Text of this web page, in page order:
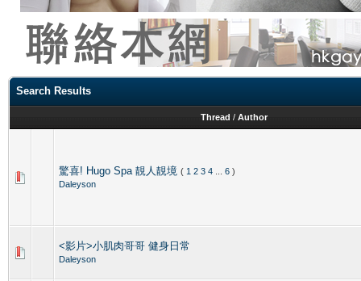
Search Results
Thread / Author
驚喜! Hugo Spa 靚人靚境 ( 1 2 3 4 6 )
Daleyson
<影片>小肌肉哥哥 健身日常
Daleyson